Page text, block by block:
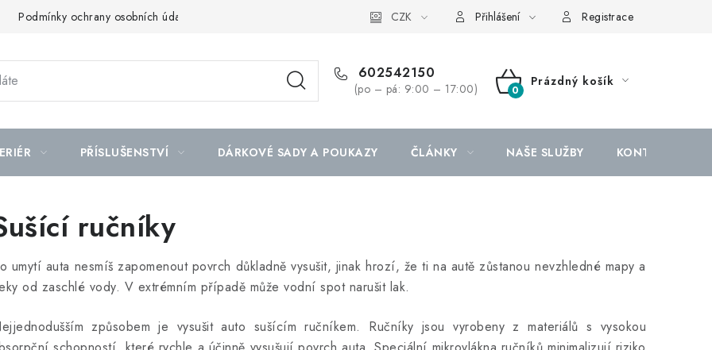
Podmínky ochrany osobních údajů CZK Přihlášení Registrace
602542150
(po – pá: 9:00 – 17:00)
NÁKUPNÍ
Prázdný košík
PŘÍSLUŠENSTVÍ DÁRKOVÉ SADY A POUKAZY ČLÁNKY NAŠE SLUŽBY KONTAKTY
ručníky
umytí auta nesmíš zapomenout povrch důkladně vysušit, jinak hrozí, že ti na autě zůstanou nevzhledné mapy a
od zaschlé vody. V extrémním případě může vodní spot narušit lak.
způsobem je vysušit auto sušícím ručníkem. Ručníky jsou vyrobeny z materiálů s vysokou